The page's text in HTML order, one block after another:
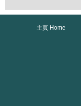
主頁 Home